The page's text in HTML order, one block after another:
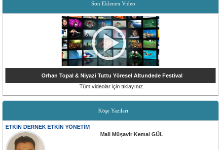
Son Eklenen Video
Orhan Topal & Niyazi Tuttu Yöresel Altundede Festival
Tüm videolar için tıklayınız.
Köşe Yazıları
ETKİN DERNEK ETKİN YÖNETİM
Mali Müşavir Kemal GÜL